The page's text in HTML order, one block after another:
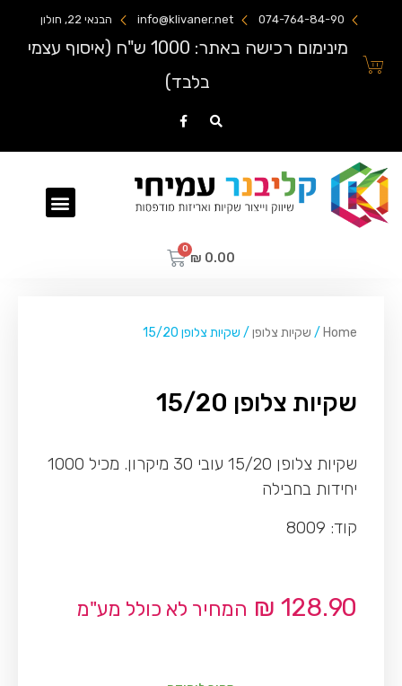
074-764-84-90
info@klivaner.net הבנאי 22, חולון
מינימום רכישה באתר: 1000 ש"ח (איסוף עצמי
בלבד)
₪ 0.00
Home
/ שקיות צלופן / שקיות צלופן 15/20
שקיות צלופן 15/20
שקיות צלופן 15/20 עובי 30 מיקרון. מכיל 1000
יחידות בחבילה
קוד: 8009
₪ 128.90 המחיר לא כולל מע"מ